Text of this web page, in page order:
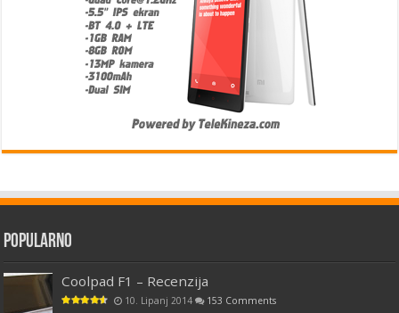
Popularno
Coolpad F1 – Recenzija
10. Lipanj 2014 153 Comments